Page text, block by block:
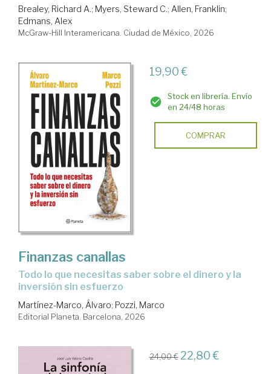
Brealey, Richard A.; Myers, Steward C.; Allen, Franklin;
Edmans, Alex
McGraw-Hill Interamericana. Ciudad de México, 2026
19,90 €
Stock en librería. Envío
en 24/48 horas
COMPRAR
Finanzas canallas
Todo lo que necesitas saber sobre el dinero y la
inversión sin esfuerzo
Martínez-Marco, Álvaro; Pozzi, Marco
Editorial Planeta. Barcelona, 2026
24,00 € 22,80 €